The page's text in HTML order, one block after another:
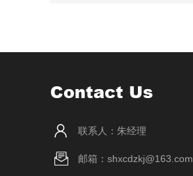
Contact Us
联系人：朱经理
邮箱：shxcdzkj@163.com